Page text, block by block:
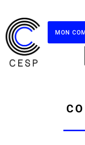
MON